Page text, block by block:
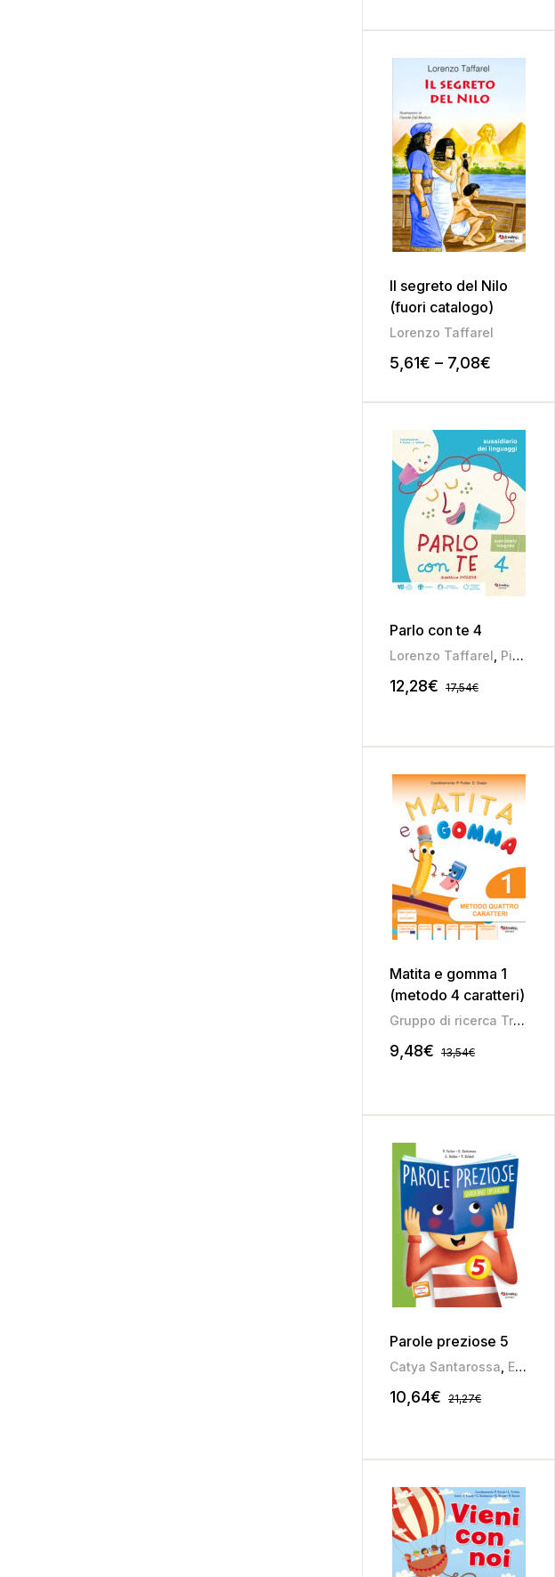
Il segreto del Nilo
(fuori catalogo)
Lorenzo Taffarel
5,61€ – 7,08€
Parlo con te 4
Lorenzo Taffarel Pierina Furlan
12,28€ 17,54€
Matita e gomma 1
(metodo 4 caratteri)
Gruppo di ricerca Tredieci
9,48€ 13,54€
Parole preziose 5
Catya Santarossa Elena Soldan
10,64€ 21,27€